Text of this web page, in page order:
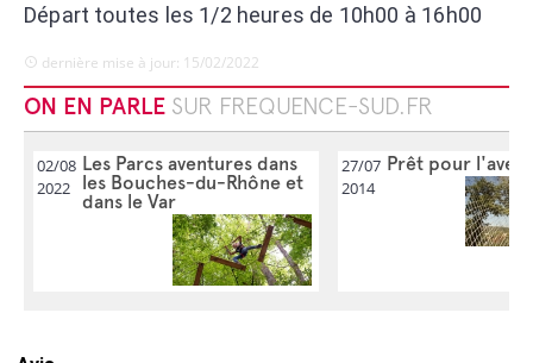
Départ toutes les 1/2 heures de 10h00 à 16h00
dernière mise à jour: 15/02/2022
ON EN PARLE SUR FREQUENCE-SUD.FR
02/08
2022
Les Parcs aventures dans
les Bouches-du-Rhône et
dans le Var
27/07
2014
Prêt pour